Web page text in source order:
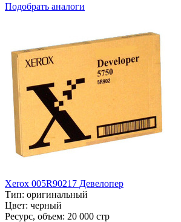
Подобрать аналоги
Xerox 005R90217 Девелопер
Тип: оригинальный
Цвет: черный
Ресурс, объем: 20 000 стр